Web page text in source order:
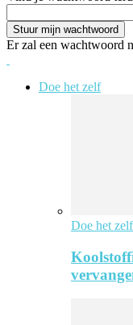
Er zal een wachtwoord
Doe het zelf
Doe het zelf